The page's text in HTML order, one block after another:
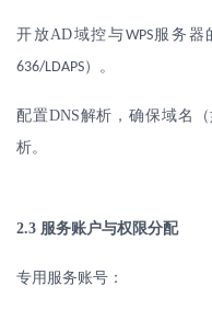
开放AD域控与WPS服务器
636/LDAPS）。
配置DNS解析，确保域名
析。
2.3 服务账户与权限分配
专用服务账号：